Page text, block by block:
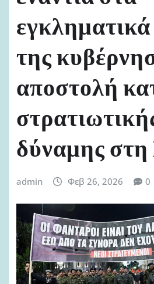
της
αποστολή
δύναμης
admin Φεβ 26, 2026 0